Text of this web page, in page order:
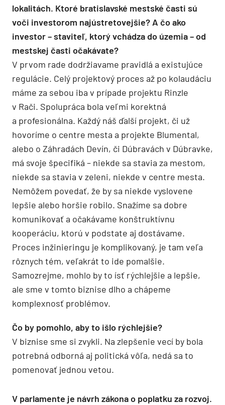
lokalitách. Ktoré bratislavské mestské časti sú
voči investorom najústretovejšie? A čo ako
investor – staviteľ, ktorý vchádza do územia – od
mestskej časti očakávate?
V prvom rade dodržiavame pravidlá a existujúce
regulácie. Celý projektový proces až po kolaudáciu
máme za sebou iba v prípade projektu Rinzle
v Rači. Spolupráca bola veľmi korektná
a profesionálna. Každý náš ďalší projekt, či už
hovoríme o centre mesta a projekte Blumental,
alebo o Záhradách Devín, či Dúbravách v Dúbravke,
má svoje špecifiká – niekde sa stavia za mestom,
niekde sa stavia v zeleni, niekde v centre mesta.
Nemôžem povedať, že by sa niekde vyslovene
lepšie alebo horšie robilo. Snažíme sa dobre
komunikovať a očakávame konštruktívnu
kooperáciu, ktorú v podstate aj dostávame.
Proces inžinieringu je komplikovaný, je tam veľa
rôznych tém, veľakrát to ide pomalšie.
Samozrejme, mohlo by to ísť rýchlejšie a lepšie,
ale sme v tomto biznise dlho a chápeme
komplexnosť problémov.
Čo by pomohlo, aby to išlo rýchlejšie?
V biznise sme si zvykli. Na zlepšenie vecí by bola
potrebná odborná aj politická vôľa, nedá sa to
pomenovať jednou vetou.
V parlamente je návrh zákona o poplatku za rozvoj.